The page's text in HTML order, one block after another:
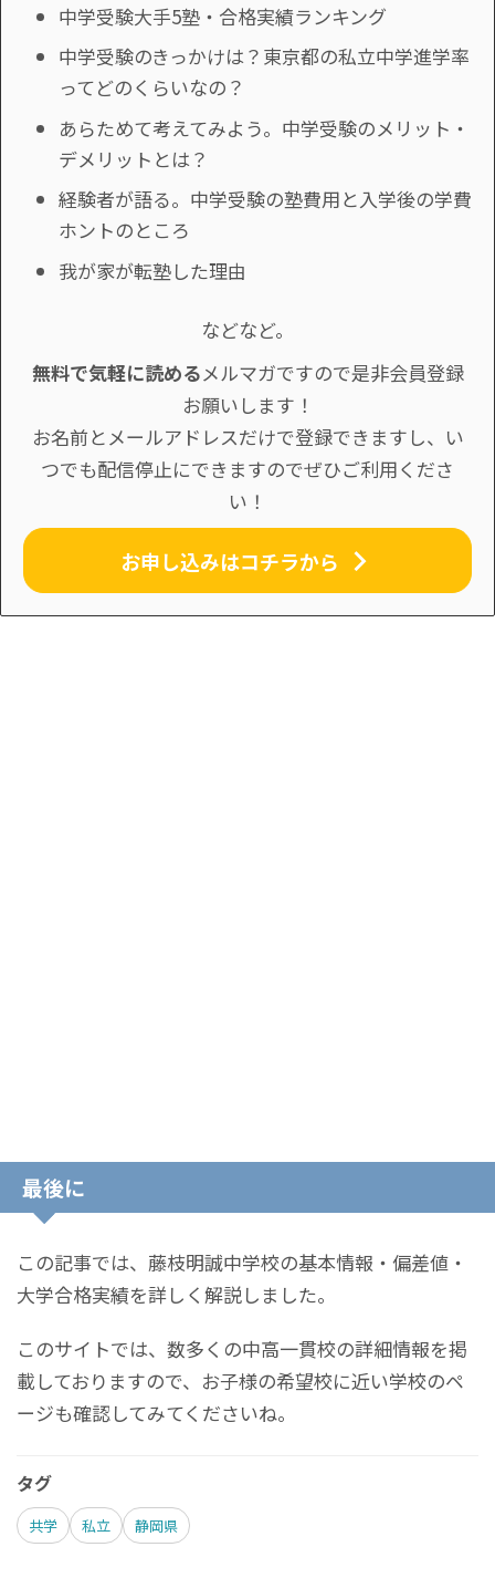
中学受験大手5塾・合格実績ランキング
中学受験のきっかけは？東京都の私立中学進学率
ってどのくらいなの？
あらためて考えてみよう。中学受験のメリット・
デメリットとは？
経験者が語る。中学受験の塾費用と入学後の学費
ホントのところ
我が家が転塾した理由
などなど。
無料で気軽に読めるメルマガですので是非会員登録
お願いします！
お名前とメールアドレスだけで登録できますし、い
つでも配信停止にできますのでぜひご利用くださ
い！
お申し込みはコチラから
最後に
この記事では、藤枝明誠中学校の基本情報・偏差値・
大学合格実績を詳しく解説しました。
このサイトでは、数多くの中高一貫校の詳細情報を掲
載しておりますので、お子様の希望校に近い学校のペ
ージも確認してみてくださいね。
タグ
共学 私立 静岡県